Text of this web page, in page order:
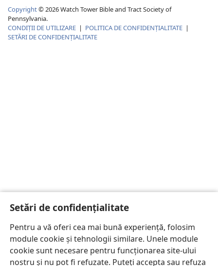
Setări de confidențialitate
Pentru a vă oferi cea mai bună experiență, folosim
module cookie și tehnologii similare. Unele module
cookie sunt necesare pentru funcționarea site-ului
nostru și nu pot fi refuzate. Puteți accepta sau refuza
Copyright© 2026Watch Tower Bible and Tract Society of
Pennsylvania.
CONDIȚII DE UTILIZARE | POLITICA DE CONFIDENŢIALITATE |
SETĂRI DE CONFIDENȚIALITATE